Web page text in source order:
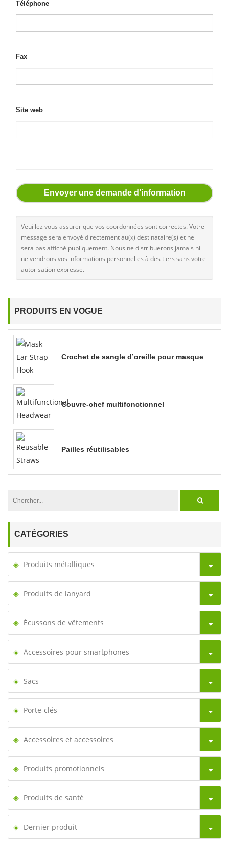
Téléphone
Fax
Site web
Envoyer une demande d’information
Veuillez vous assurer que vos coordonnées sont correctes. Votre
message sera envoyé directement au(x) destinataire(s) et ne
sera pas affiché publiquement. Nous ne distribuerons jamais ni
ne vendrons vos informations personnelles à des tiers sans votre
autorisation expresse.
CATÉGORIES
Produits métalliques
Produits de lanyard
Écussons de vêtements
Accessoires pour smartphones
Sacs
Porte-clés
Accessoires et accessoires
Produits promotionnels
Produits de santé
Dernier produit
PRODUITS EN VOGUE
Crochet de sangle d’oreille pour masque
Couvre-chef multifonctionnel
Pailles réutilisables